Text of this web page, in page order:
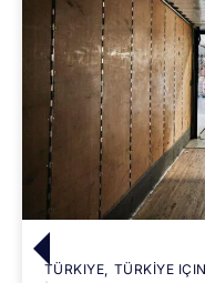
TÜRKIYE TÜRKİYE